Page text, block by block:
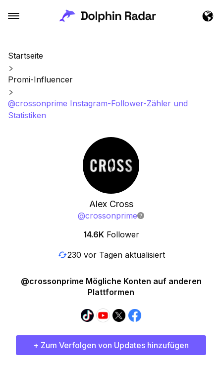
Startseite
Promi-Influencer
@crossonprime Instagram-Follower-Zähler und
Statistiken
Alex Cross
@crossonprime
14.6K Follower
230 vor Tagen aktualisiert
@crossonprime Mögliche Konten auf anderen
Plattformen
+ Zum Verfolgen von Updates hinzufügen